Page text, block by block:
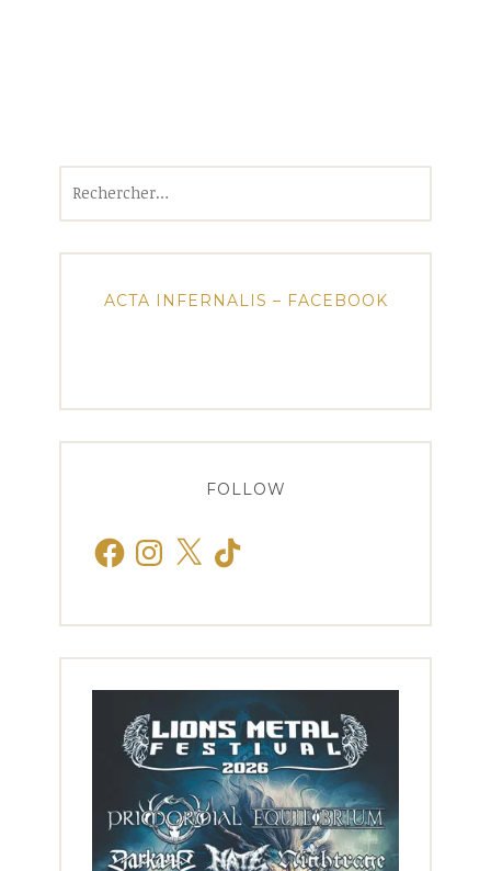
ACTA INFERNALIS – FACEBOOK
FOLLOW
FacebookInstagram
X TikTok